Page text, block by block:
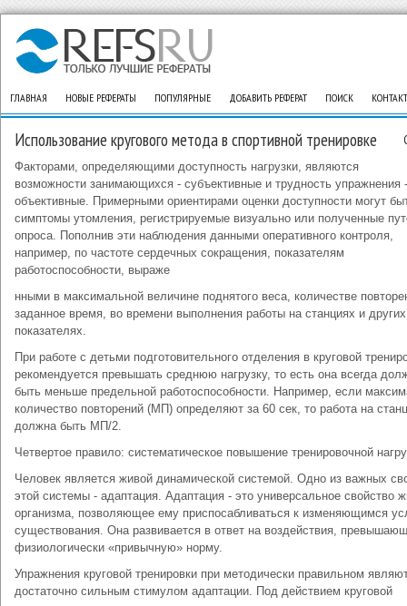
ГЛАВНАЯ НОВЫЕ РЕФЕРАТЫ ПОПУЛЯРНЫЕ ДОБАВИТЬ РЕФЕРАТ ПОИСК
Использование кругового метода в спортивной тренировке
Факторами, определяющими доступность нагрузки, являются
возможности занимающихся - субъективные и трудность упражнения -
объективные. Примерными ориентирами оценки доступности могут
симптомы утомле­ния, регистрируемые визуально или полученные
опроса. Пополнив эти наблюдения данными оперативного контроля,
например, по частоте сердечных сокращения, показателям
работоспособности, выраже
нными в максимальной величине поднятого веса, количестве
заданное время, во времени выполнения работы на станциях и других
показателях.
При работе с детьми подготовительного отделения в круговой
рекомендуется превышать среднюю нагрузку, то есть она всегда
быть меньше предельной работоспособности. Например, если
количество повторений (МП) определяют за 60 сек, то работа на
долж­на быть МП/2.
Четвертое правило: систематическое повышение тренировочной
Человек является живой динамической системой. Одно из важных
этой системы - адаптация. Адаптация - это универсальное свойство
организма, позволяющее ему приспосабливаться к изменяющимся
существования. Она развивается в ответ на воздействия,
физиологически «привычную» норму.
Упражнения круговой тренировки при методически правильном
достаточно сильным стимулом адаптации. Под действием круговой